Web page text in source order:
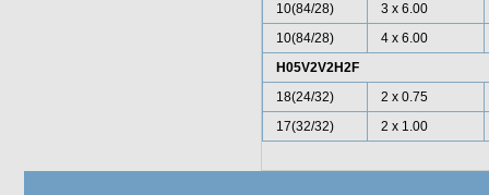
10(84/28)
3 x 6.00
10(84/28)
4 x 6.00
H05V2V2H2F
18(24/32)
2 x 0.75
17(32/32)
2 x 1.00